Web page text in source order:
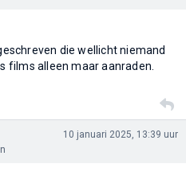
die wellicht niemand
films alleen maar aanraden.
10 januari 2025, 13:39 uur